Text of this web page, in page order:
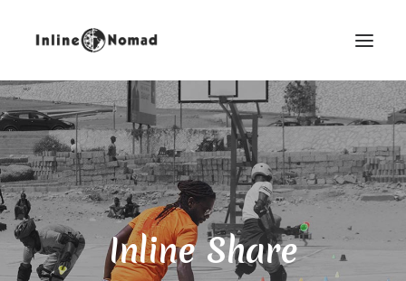
Inline Share